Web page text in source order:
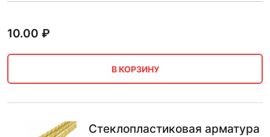
10.00 ₽
В КОРЗИНУ
Стеклопластиковая арматура